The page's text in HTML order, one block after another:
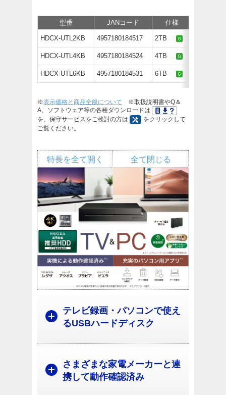
型番 JANコード 仕様
HDCX-UTL2KB 4957180184517 2TB
HDCX-UTL4KB 4957180184524 4TB
HDCX-UTL6KB 4957180184531 6TB
※表示価格と商品全般について ※取扱説明書やQ＆
A、ソフトウェア等の各種ダウンロードは
を、保守サービスをご検討の方は
をクリックして
ご覧ください。
全て閉じる
特長を全て開く
テレビ録画・パソコンで使え
るUSBハードディスク
さまざまな家電メーカーと連
携して動作確認済み